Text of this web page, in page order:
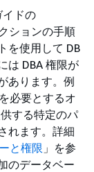
イドの
ションの手順
を使用して DB
は DBA 権限が
あります。例
必要とするオ
する特定のパ
れます。詳細
と権限 」を参
のデータベー